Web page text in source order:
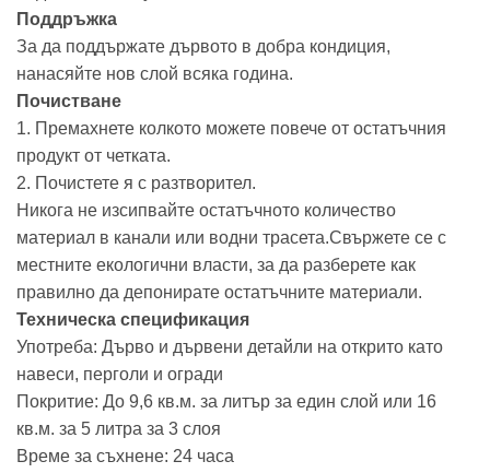
Поддръжка
За да поддържате дървото в добра кондиция,
нанасяйте нов слой всяка година.
Почистване
1. Премахнете колкото можете повече от остатъчния
продукт от четката.
2. Почистете я с разтворител.
Никога не изсипвайте остатъчното количество
материал в канали или водни трасета.Свържете се с
местните екологични власти, за да разберете как
правилно да депонирате остатъчните материали.
Техническа спецификация
Употреба: Дърво и дървени детайли на открито като
навеси, перголи и огради
Покритие: До 9,6 кв.м. за литър за един слой или 16
кв.м. за 5 литра за 3 слоя
Време за съхнене: 24 часа